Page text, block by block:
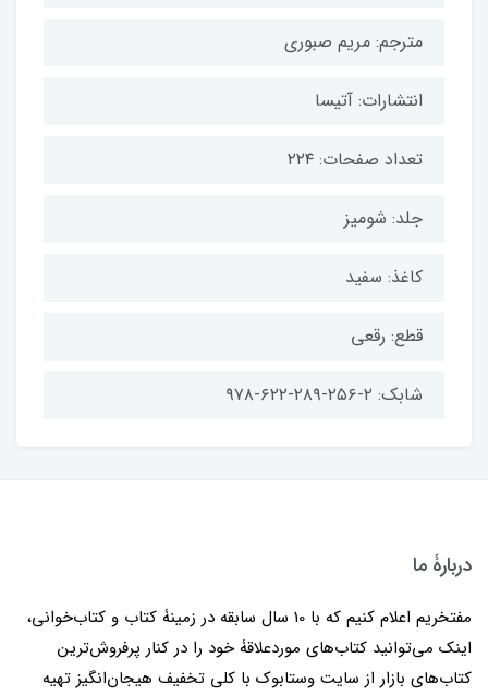
مترجم: مریم صبوری
انتشارات: آتیسا
تعداد صفحات: ۲۲۴
جلد: شومیز
کاغذ: سفید
قطع: رقعی
شابک: ۲-۲۵۶-۲۸۹-۶۲۲-۹۷۸
دربارۀ ما
مفتخریم اعلام کنیم که با 10 سال سابقه در زمینۀ کتاب و کتاب‌خوانی،
اینک می‌توانید کتاب‌های موردعلاقۀ خود را در کنار پرفروش‌ترین
کتاب‌های بازار از سایت وستابوک با کلی تخفیف هیجان‌انگیز تهیه